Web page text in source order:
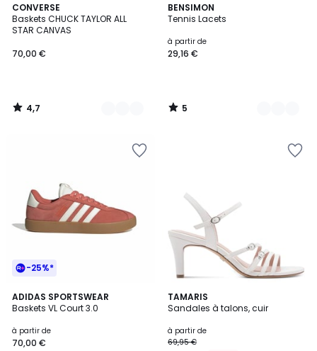
CONVERSE
Baskets CHUCK TAYLOR ALL
STAR CANVAS
70,00 €
4,7
/ 5
5
Couleurs
4,7
/
BENSIMON
Tennis Lacets
à partir de
29,16 €
5
/
7
Couleurs
5
/
-25%*
ADIDAS SPORTSWEAR
Baskets VL Court 3.0
à partir de
70,00 €
4,8
/ 5
12
Couleurs
TAMARIS
Sandales à talons, cuir
à partir de
69,95 €
5
/
5
Couleurs